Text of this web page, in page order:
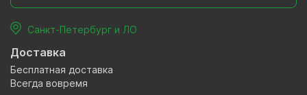
Санкт-Петербург и ЛО
Доставка
Бесплатная доставка
Всегда вовремя